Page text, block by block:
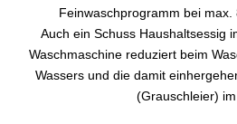
Feinwaschprogramm bei max.
Auch ein Schuss Haushaltsessig
Waschmaschine reduziert beim
Wassers und die damit
(Grauschleier) im